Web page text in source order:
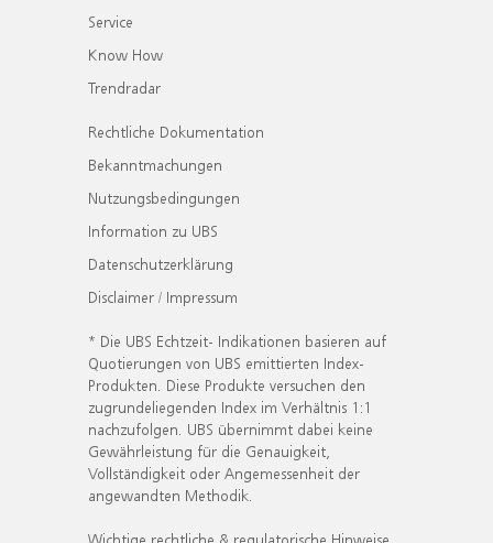
Service
Know How
Trendradar
Rechtliche Dokumentation
Bekanntmachungen
Nutzungsbedingungen
Information zu UBS
Datenschutzerklärung
Disclaimer / Impressum
* Die UBS Echtzeit- Indikationen basieren auf
Quotierungen von UBS emittierten Index-
Produkten. Diese Produkte versuchen den
zugrundeliegenden Index im Verhältnis 1:1
nachzufolgen. UBS übernimmt dabei keine
Gewährleistung für die Genauigkeit,
Vollständigkeit oder Angemessenheit der
angewandten Methodik.